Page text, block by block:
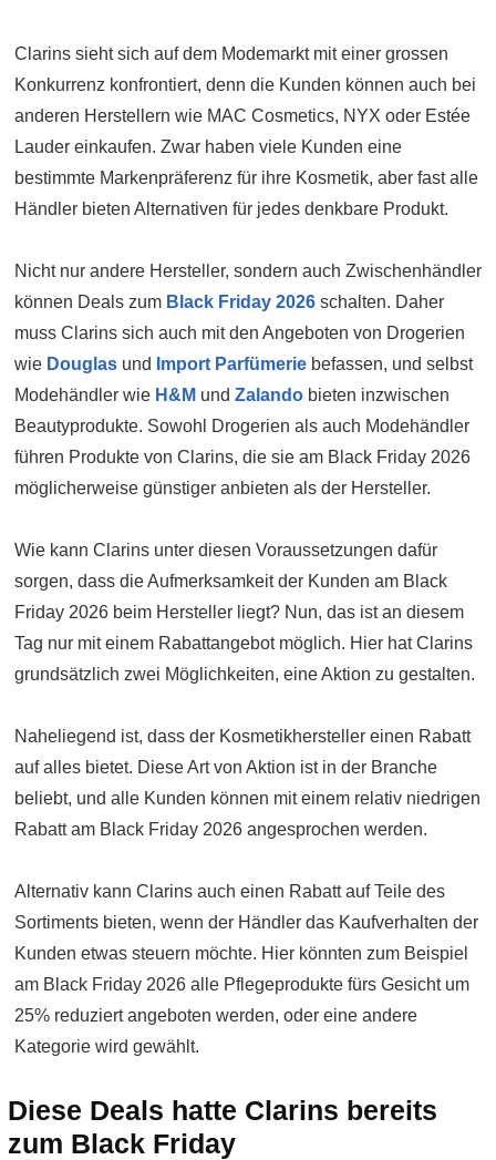
Clarins sieht sich auf dem Modemarkt mit einer grossen
Konkurrenz konfrontiert, denn die Kunden können auch bei
anderen Herstellern wie MAC Cosmetics, NYX oder Estée
Lauder einkaufen. Zwar haben viele Kunden eine
bestimmte Markenpräferenz für ihre Kosmetik, aber fast alle
Händler bieten Alternativen für jedes denkbare Produkt.
Nicht nur andere Hersteller, sondern auch Zwischenhändler
können Deals zum Black Friday 2026 schalten. Daher
muss Clarins sich auch mit den Angeboten von Drogerien
wie Douglas und Import Parfümerie befassen, und selbst
Modehändler wie H&M und Zalando bieten inzwischen
Beautyprodukte. Sowohl Drogerien als auch Modehändler
führen Produkte von Clarins, die sie am Black Friday 2026
möglicherweise günstiger anbieten als der Hersteller.
Wie kann Clarins unter diesen Voraussetzungen dafür
sorgen, dass die Aufmerksamkeit der Kunden am Black
Friday 2026 beim Hersteller liegt? Nun, das ist an diesem
Tag nur mit einem Rabattangebot möglich. Hier hat Clarins
grundsätzlich zwei Möglichkeiten, eine Aktion zu gestalten.
Naheliegend ist, dass der Kosmetikhersteller einen Rabatt
auf alles bietet. Diese Art von Aktion ist in der Branche
beliebt, und alle Kunden können mit einem relativ niedrigen
Rabatt am Black Friday 2026 angesprochen werden.
Alternativ kann Clarins auch einen Rabatt auf Teile des
Sortiments bieten, wenn der Händler das Kaufverhalten der
Kunden etwas steuern möchte. Hier könnten zum Beispiel
am Black Friday 2026 alle Pflegeprodukte fürs Gesicht um
25% reduziert angeboten werden, oder eine andere
Kategorie wird gewählt.
Diese Deals hatte Clarins bereits
zum Black Friday